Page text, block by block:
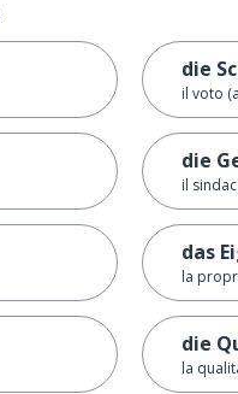
die
il voto
die
il
das
la
die
la